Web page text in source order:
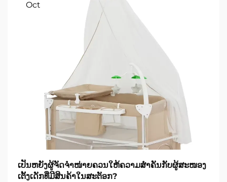
Oct
ເປັນຫຍັງຜູ້ຈັດຈຳໜ່າຍຄວນໃຫ້ຄວາມສຳຄັນກັບຜູ້ສະໜອງ
ເຕັ້ງເດັກທີ່ມີສິນຄ້າໃນສະຕັອກ?